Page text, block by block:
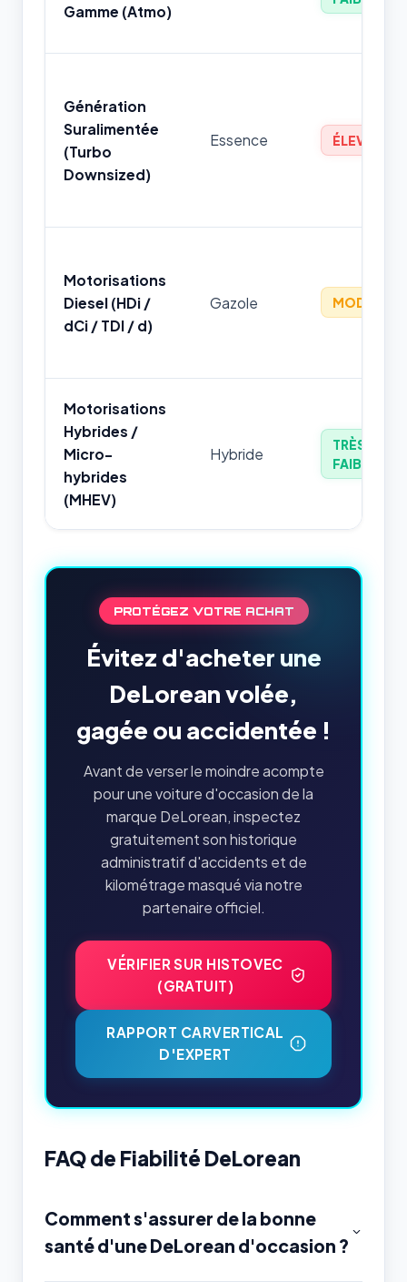
Gamme (Atmo)
Génération
Suralimentée
(Turbo
Downsized)
Essence ÉLEVÉ
Motorisations
Diesel (HDi /
dCi / TDI / d)
Gazole MODÉRÉ
Motorisations
Hybrides /
Micro-
hybrides
(MHEV)
Hybride
TRÈS
FAIBLE
PROTÉGEZ VOTRE ACHAT
Évitez d'acheter une
DeLorean volée,
gagée ou accidentée !
Avant de verser le moindre acompte
pour une voiture d'occasion de la
marque DeLorean, inspectez
gratuitement son historique
administratif d'accidents et de
kilométrage masqué via notre
partenaire officiel.
VÉRIFIER SUR HISTOVEC
(GRATUIT)
RAPPORT CARVERTICAL
D'EXPERT
FAQ de Fiabilité DeLorean
Comment s'assurer de la bonne
santé d'une DeLorean d'occasion ?